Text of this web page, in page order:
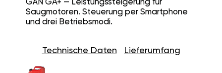
GÄN GA+ — Leistungssteigerung für
Saugmotoren. Steuerung per Smartphone
und drei Betriebsmodi.
Technische Daten Lieferumfang